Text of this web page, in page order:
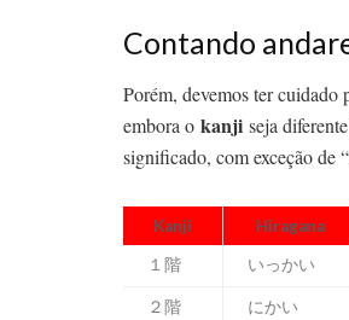
Contando
Porém, devemos ter cuidado
embora o kanji seja
significado, com exceção de
Kanji Hiragana
１階
いっかい
２階 にかい